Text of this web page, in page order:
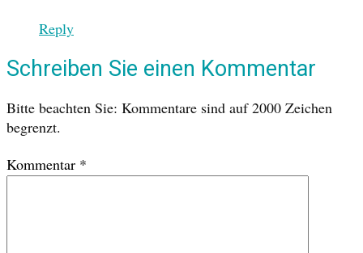
Reply
Schreiben Sie einen Kommentar
Bitte beachten Sie: Kommentare sind auf 2000 Zeichen
begrenzt.
Kommentar *